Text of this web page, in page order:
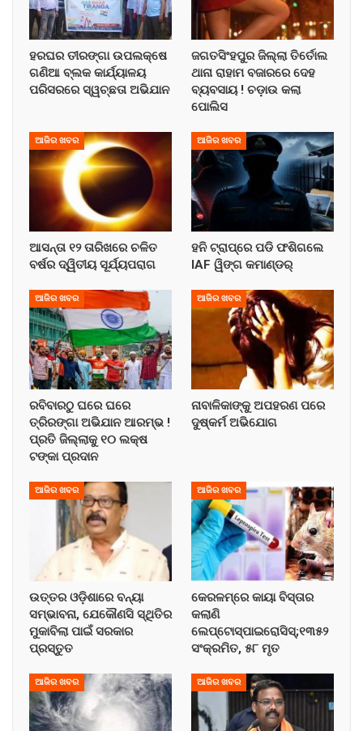
ହରଘର ତୀରଙ୍ଗା ଉପଲକ୍ଷେ
ଗଣିଆ ବ୍ଲକ କାର୍ଯ୍ୟାଳୟ
ପରିସରରେ ସ୍ୱଚ୍ଛତା ଅଭିଯାନ
ଜଗତସିଂହପୁର ଜିଲ୍ଲା ତିର୍ତୋଲ
ଥାନା ରାହାମ ବଜାରରେ ଦେହ
ବ୍ୟବସାୟ ! ଚଡ଼ାଉ କଲା
ପୋଲିସ
ଆଜିର ଖବର
ଆସନ୍ତା ୧୨ ତାରିଖରେ ଚଳିତ
ବର୍ଷର ଦ୍ୱିତୀୟ ସୂର୍ଯ୍ୟପରାଗ
ଆଜିର ଖବର
ହନି ଟ୍ରାପ୍‌ରେ ପଡି ଫଶିଗଲେ
IAF ୱିଙ୍ଗ କମାଣ୍ଡର୍
ଆଜିର ଖବର
ରବିବାରଠୁ ଘରେ ଘରେ
ତ୍ରିରଙ୍ଗା ଅଭିଯାନ ଆରମ୍ଭ !
ପ୍ରତି ଜିଲ୍ଲାକୁ ୧୦ ଲକ୍ଷ
ଟଙ୍କା ପ୍ରଦାନ
ଆଜିର ଖବର
ନାବାଳିକାଙ୍କୁ ଅପହରଣ ପରେ
ଦୁଷ୍କର୍ମ ଅଭିଯୋଗ
ଆଜିର ଖବର
ଉତ୍ତର ଓଡ଼ିଶାରେ ବନ୍ୟା
ସମ୍ଭାବନା, ଯେକୌଣସି ସ୍ଥିତିର
ମୁକାବିଲା ପାଇଁ ସରକାର
ପ୍ରସ୍ତୁତ
ଆଜିର ଖବର
କେରଳମ୍‌ରେ କାୟା ବିସ୍ତାର
କଲାଣି
ଲେପ୍ଟୋସ୍ପାଇରୋସିସ୍;୧୩୫୨
ସଂକ୍ରମିତ, ୫୮ ମୃତ
ଆଜିର ଖବର ଆଜିର ଖବର